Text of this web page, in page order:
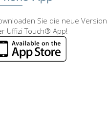
Sie die neue Version
Uffizi Touch® App!